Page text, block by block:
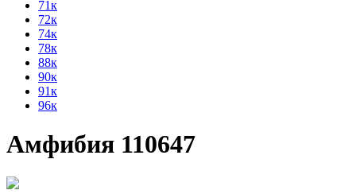
71к
72к
74к
78к
88к
90к
91к
96к
Амфибия 110647